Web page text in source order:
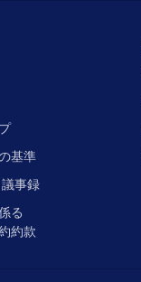
基準
事録
る
約款